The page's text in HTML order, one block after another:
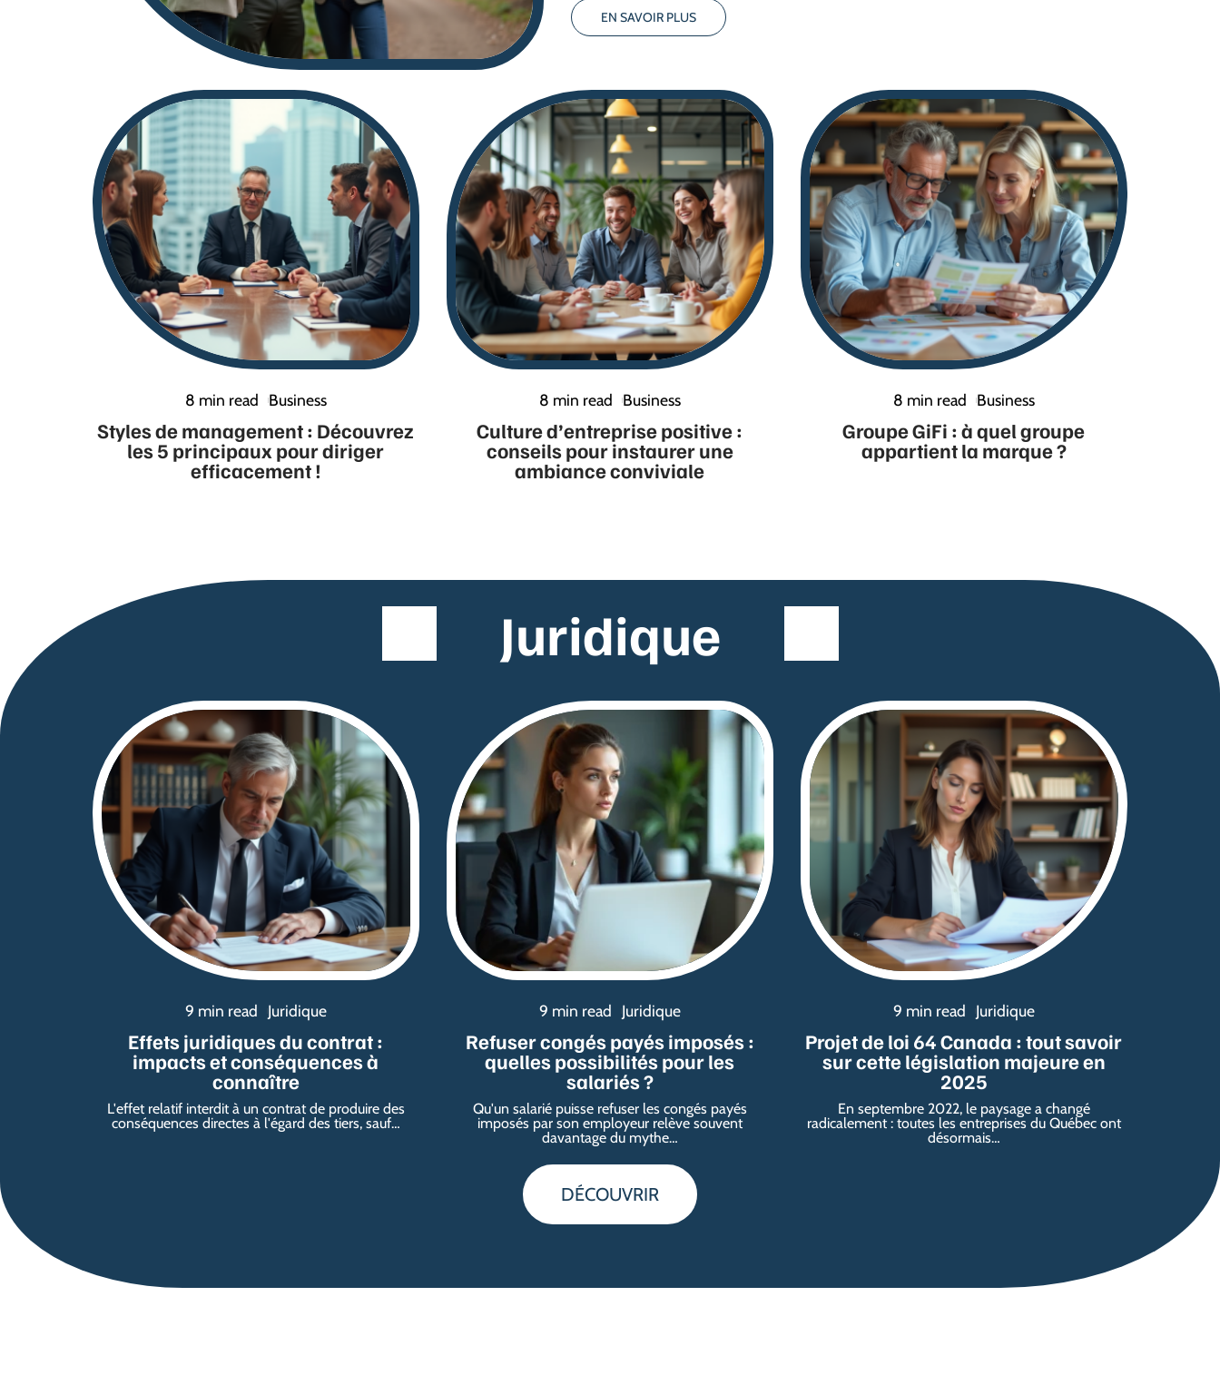
EN SAVOIR PLUS
8 min read Business
Styles de management : Découvrez
les 5 principaux pour diriger
efficacement !
8 min read Business
Culture d’entreprise positive :
conseils pour instaurer une
ambiance conviviale
8 min read Business
Groupe GiFi : à quel groupe
appartient la marque ?
Juridique
9 min read Juridique
Effets juridiques du contrat :
impacts et conséquences à
connaître
L'effet relatif interdit à un contrat de produire des
conséquences directes à l'égard des tiers, sauf…
9 min read Juridique
Refuser congés payés imposés :
quelles possibilités pour les
salariés ?
Qu'un salarié puisse refuser les congés payés
imposés par son employeur relève souvent
davantage du mythe…
9 min read Juridique
Projet de loi 64 Canada : tout savoir
sur cette législation majeure en
2025
En septembre 2022, le paysage a changé
radicalement : toutes les entreprises du Québec ont
désormais…
DÉCOUVRIR